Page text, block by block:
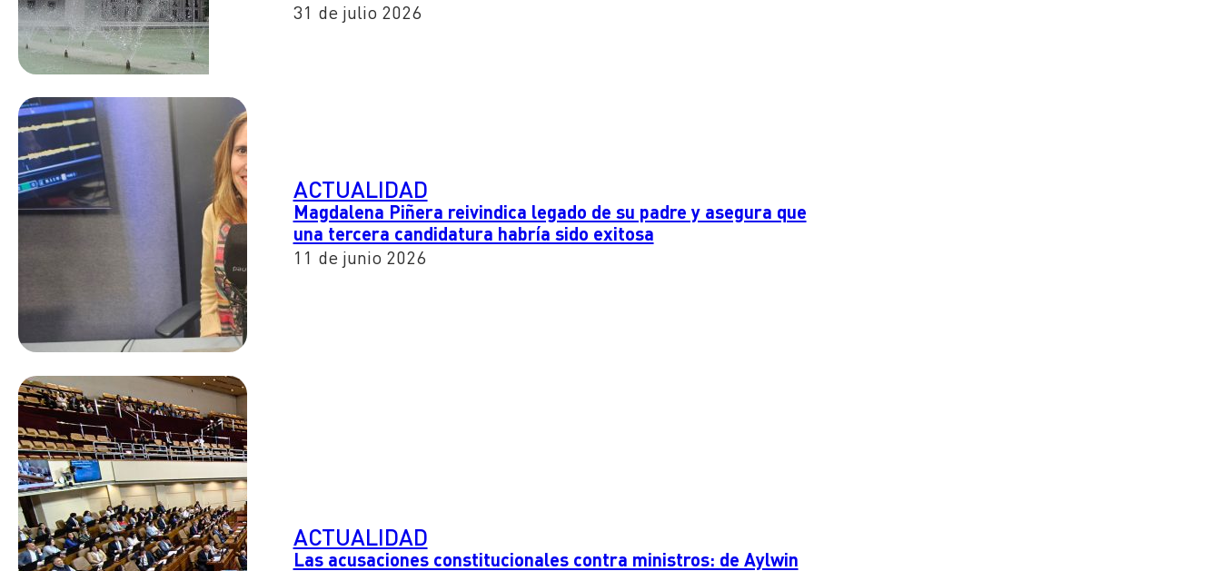
31 de julio 2026
ACTUALIDAD
Magdalena Piñera reivindica legado de su padre y asegura que
una tercera candidatura habría sido exitosa
11 de junio 2026
ACTUALIDAD
Las acusaciones constitucionales contra ministros: de Aylwin